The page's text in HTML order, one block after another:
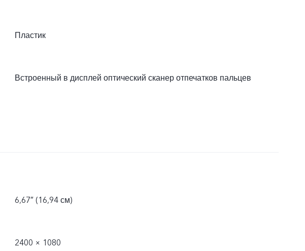
Пластик
Встроенный в дисплей оптический сканер отпечатков пальцев
6,67″ (16,94 см)
2400 × 1080